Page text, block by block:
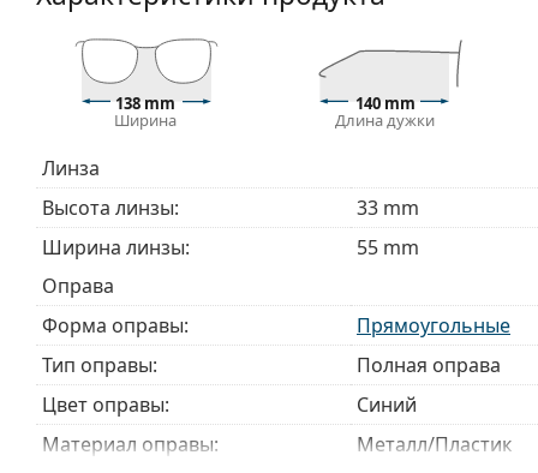
могут поставляться с тканевым мешочком вместо
Изучите полный ассортимент
очков, чтобы найти
руководством по очкам
, если вам нужна помощь в
Это медицинское изделие. Перед использованием
138 mm
Ширина
140 mm
Длина дужки
Линза
Высота линзы:
33 mm
Ширина линзы:
55 mm
Оправа
Форма оправы:
Прямоугольные
Тип оправы:
Полная оправа
Цвет оправы:
Синий
Материал оправы:
Металл/Пластик